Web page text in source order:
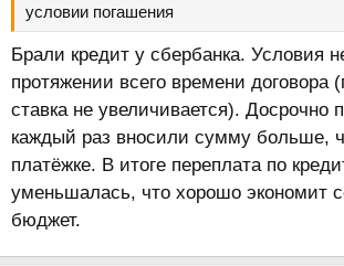
условии погашения
Брали кредит у сбербанка. Условия
протяжении всего времени договора
ставка не увеличивается). Досрочно
каждый раз вносили сумму больше,
платёжке. В итоге переплата по
уменьшалась, что хорошо экономит
бюджет.